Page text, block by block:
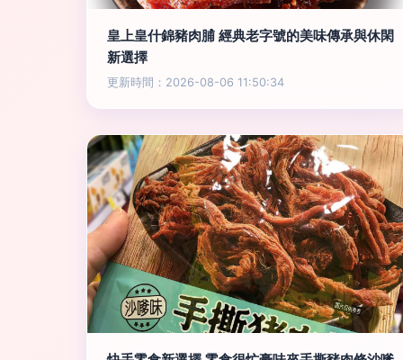
皇上皇什錦豬肉脯 經典老字號的美味傳承與休閑
新選擇
更新時間：2026-08-06 11:50:34